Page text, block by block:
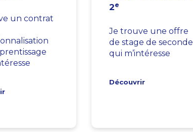
un contrat
2e
Je trouve une offre
de stage de seconde
qui m’intéresse
Découvrir